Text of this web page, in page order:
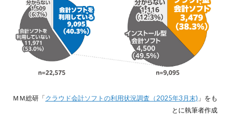
ＭＭ総研「クラウド会計ソフトの利用状況調査（2025年3月末) 」をも
とに執筆者作成